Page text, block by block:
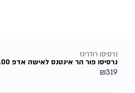
נרסיסו רודריגז
נרסיסו פור הר אינטנס לאישה אדפ 100מל
₪319